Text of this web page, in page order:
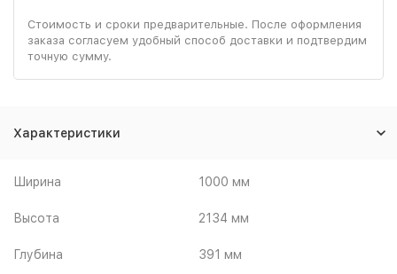
Стоимость и сроки предварительные. После оформления
заказа согласуем удобный способ доставки и подтвердим
точную сумму.
Характеристики
Ширина 1000 мм
Высота 2134 мм
Глубина 391 мм